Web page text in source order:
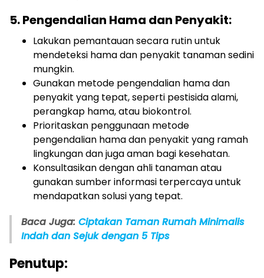
5. Pengendalian Hama dan Penyakit:
Lakukan pemantauan secara rutin untuk
mendeteksi hama dan penyakit tanaman sedini
mungkin.
Gunakan metode pengendalian hama dan
penyakit yang tepat, seperti pestisida alami,
perangkap hama, atau biokontrol.
Prioritaskan penggunaan metode
pengendalian hama dan penyakit yang ramah
lingkungan dan juga aman bagi kesehatan.
Konsultasikan dengan ahli tanaman atau
gunakan sumber informasi terpercaya untuk
mendapatkan solusi yang tepat.
Baca Juga: Ciptakan Taman Rumah Minimalis
Indah dan Sejuk dengan 5 Tips
Penutup: